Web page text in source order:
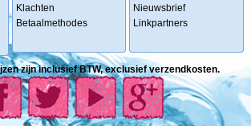
Klachten
Betaalmethodes
Nieuwsbrief
Linkpartners
zijn inclusief BTW, exclusief verzendkosten.